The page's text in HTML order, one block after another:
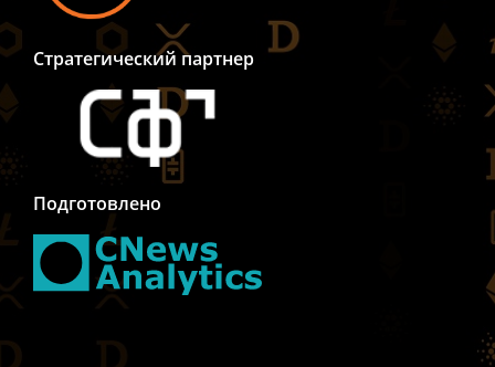
Стратегический партнер
Подготовлено